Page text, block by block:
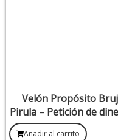
Velón Propósito
Pirula – Petición de
hechizos de
Añadir al carrito